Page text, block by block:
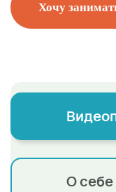
Хочу
О себе